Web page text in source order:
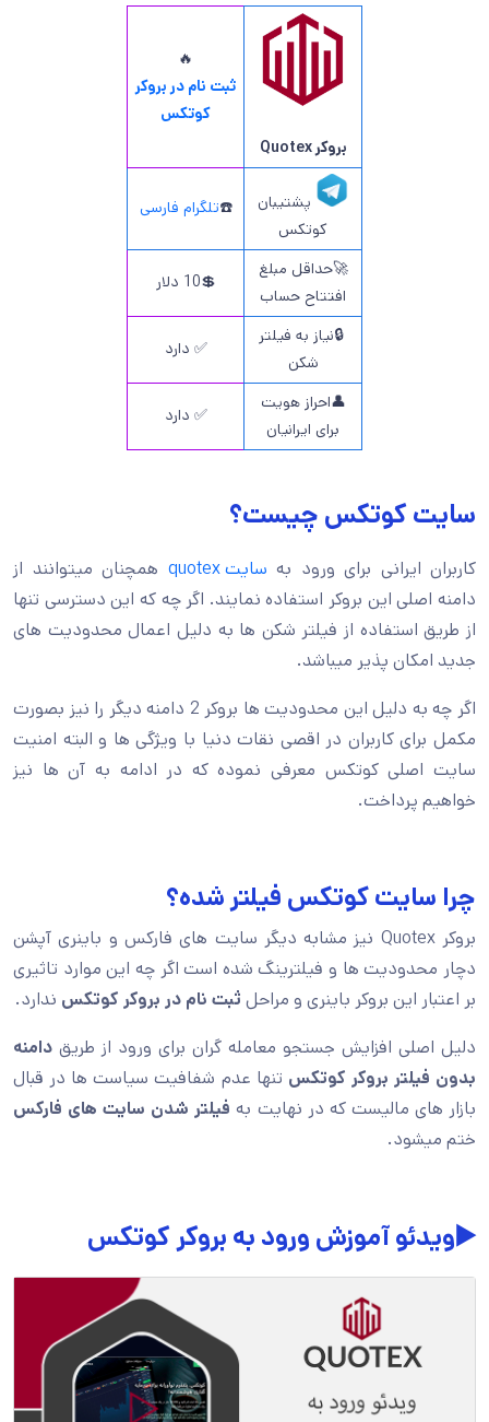
بروکر Quotex
🔥
ثبت نام در بروکر
کوتکس
پشتیبان
کوتکس
☎️تلگرام فارسی
🚀حداقل مبلغ
افتتاح حساب
💲10 دلار
🔒نیاز به فیلتر
شکن
✅ دارد
👤احراز هویت
برای ایرانیان
✅ دارد
سایت کوتکس چیست؟
کاربران ایرانی برای ورود به سایت quotex
همچنان میتوانند از
دامنه اصلی این بروکر استفاده نمایند. اگر چه که این دسترسی تنها
از طریق استفاده از فیلتر شکن ها به دلیل اعمال محدودیت های
جدید امکان پذیر میباشد.
اگر چه به دلیل این محدودیت ها بروکر 2 دامنه دیگر را نیز بصورت
مکمل برای کاربران در اقصی نقات دنیا با ویژگی ها و البته امنیت
سایت اصلی کوتکس معرفی نموده که در ادامه به آن ها نیز
خواهیم پرداخت.
چرا سایت کوتکس فیلتر شده؟
بروکر Quotex نیز مشابه دیگر سایت های فارکس و باینری آپشن
دچار محدودیت ها و فیلترینگ شده است اگر چه این موارد تاثیری
بر اعتبار این بروکر باینری و مراحل ثبت نام در بروکر کوتکس ندارد.
دلیل اصلی افزایش جستجو معامله گران برای ورود از طریق دامنه
بدون فیلتر بروکر کوتکس تنها عدم شفافیت سیاست ها در قبال
بازار های مالیست که در نهایت به فیلتر شدن سایت های فارکس
ختم میشود.
▶️ویدئو آموزش ورود به بروکر کوتکس